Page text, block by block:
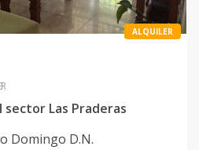
ALQUILER
sector Las Praderas
Domingo D.N.